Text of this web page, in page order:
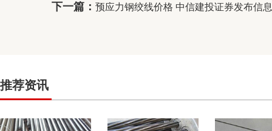
下一篇： 预应力钢绞线价格 中信建投证券发布信
推荐资讯